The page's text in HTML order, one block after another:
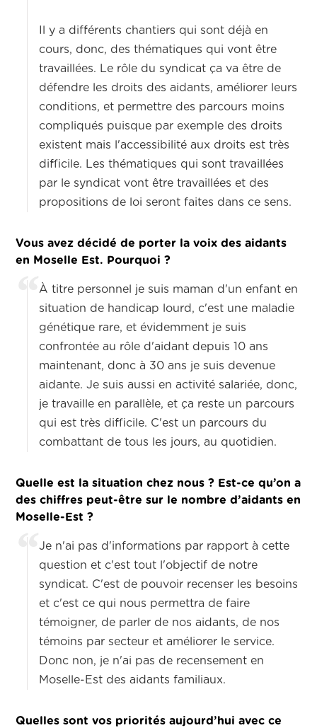
Il y a différents chantiers qui sont déjà en
cours, donc, des thématiques qui vont être
travaillées. Le rôle du syndicat ça va être de
défendre les droits des aidants, améliorer leurs
conditions, et permettre des parcours moins
compliqués puisque par exemple des droits
existent mais l'accessibilité aux droits est très
difficile. Les thématiques qui sont travaillées
par le syndicat vont être travaillées et des
propositions de loi seront faites dans ce sens.
Vous avez décidé de porter la voix des aidants
en Moselle Est. Pourquoi ?
À titre personnel je suis maman d'un enfant en
situation de handicap lourd, c'est une maladie
génétique rare, et évidemment je suis
confrontée au rôle d'aidant depuis 10 ans
maintenant, donc à 30 ans je suis devenue
aidante. Je suis aussi en activité salariée, donc,
je travaille en parallèle, et ça reste un parcours
qui est très difficile. C'est un parcours du
combattant de tous les jours, au quotidien.
Quelle est la situation chez nous ? Est-ce qu’on a
des chiffres peut-être sur le nombre d’aidants en
Moselle-Est ?
Je n'ai pas d'informations par rapport à cette
question et c'est tout l'objectif de notre
syndicat. C'est de pouvoir recenser les besoins
et c'est ce qui nous permettra de faire
témoigner, de parler de nos aidants, de nos
témoins par secteur et améliorer le service.
Donc non, je n'ai pas de recensement en
Moselle-Est des aidants familiaux.
Quelles sont vos priorités aujourd’hui avec ce